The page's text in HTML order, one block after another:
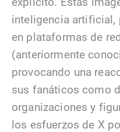
inteligencia artificial,
en plataformas de
(anteriormente
provocando una
sus fanáticos como
organizaciones y
los esfuerzos de X